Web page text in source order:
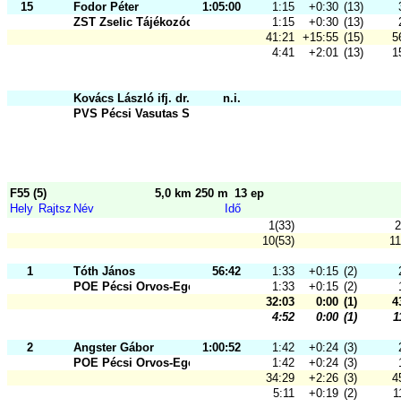
15 Fodor Péter 1:05:00 1:15 +0:30 (13)
ZST Zselic Tájékozódási Futó és Sz 1:15 +0:30 (13)
41:21 +15:55 (15)
4:41
+2:01 (13)
Kovács László ifj. dr.
n.i.
PVS Pécsi Vasutas Sportkör
F55 (5) 5,0 km 250 m 13 ep
Hely Rajtsz Név
Idő
1(33)
10(53)
1 Tóth János 56:42 1:33 +0:15 (2)
POE Pécsi Orvos-Egészségügyi Sport1:33 +0:15 (2)
32:03
0:00 (1)
4:52
0:00 (1)
2 Angster Gábor 1:00:52 1:42 +0:24 (3)
POE Pécsi Orvos-Egészségügyi Sport1:42 +0:24 (3)
34:29
+2:26 (3)
5:11
+0:19 (2)